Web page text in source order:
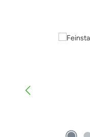
Bildergalerie